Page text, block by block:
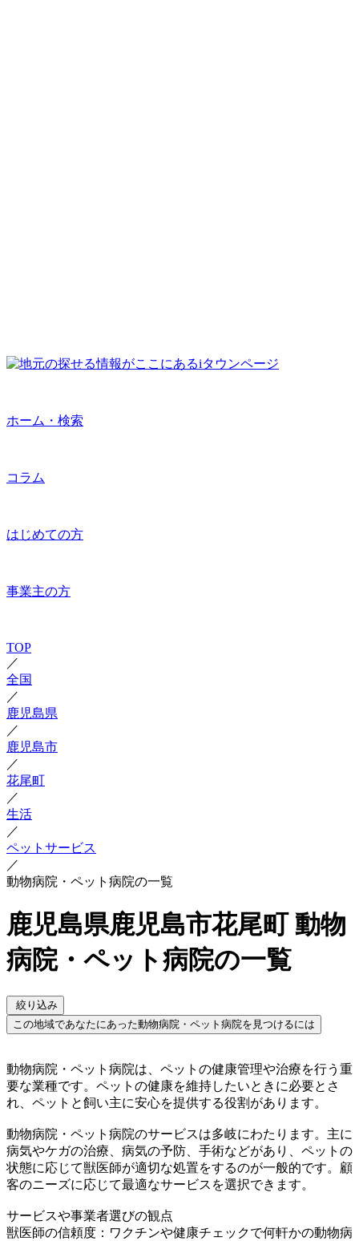
ホーム・検索
コラム
はじめての方
事業主の方
TOP
／
全国
／
鹿児島県
／
鹿児島市
／
花尾町
／
生活
／
ペットサービス
／
動物病院・ペット病院の一覧
鹿児島県鹿児島市花尾町 動物
病院・ペット病院の一覧
絞り込み
この地域であなたにあった動物病院・ペット病院を見つけるには
動物病院・ペット病院は、ペットの健康管理や治療を行う重
要な業種です。ペットの健康を維持したいときに必要とさ
れ、ペットと飼い主に安心を提供する役割があります。
動物病院・ペット病院のサービスは多岐にわたります。主に
病気やケガの治療、病気の予防、手術などがあり、ペットの
状態に応じて獣医師が適切な処置をするのが一般的です。顧
客のニーズに応じて最適なサービスを選択できます。
サービスや事業者選びの観点
獣医師の信頼度：ワクチンや健康チェックで何軒かの動物病